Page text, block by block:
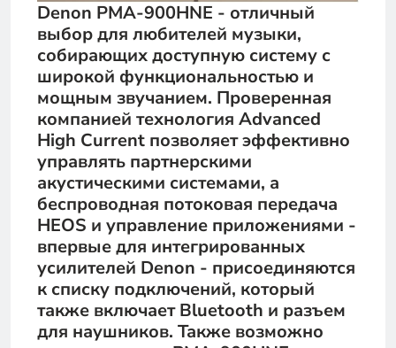
Denon PMA-900HNE - отличный
выбор для любителей музыки,
собирающих доступную систему с
широкой функциональностью и
мощным звучанием. Проверенная
компанией технология Advanced
High Current позволяет эффективно
управлять партнерскими
акустическими системами, а
беспроводная потоковая передача
HEOS и управление приложениями -
впервые для интегрированных
усилителей Denon - присоединяются
к списку подключений, который
также включает Bluetooth и разъем
для наушников. Также возможно